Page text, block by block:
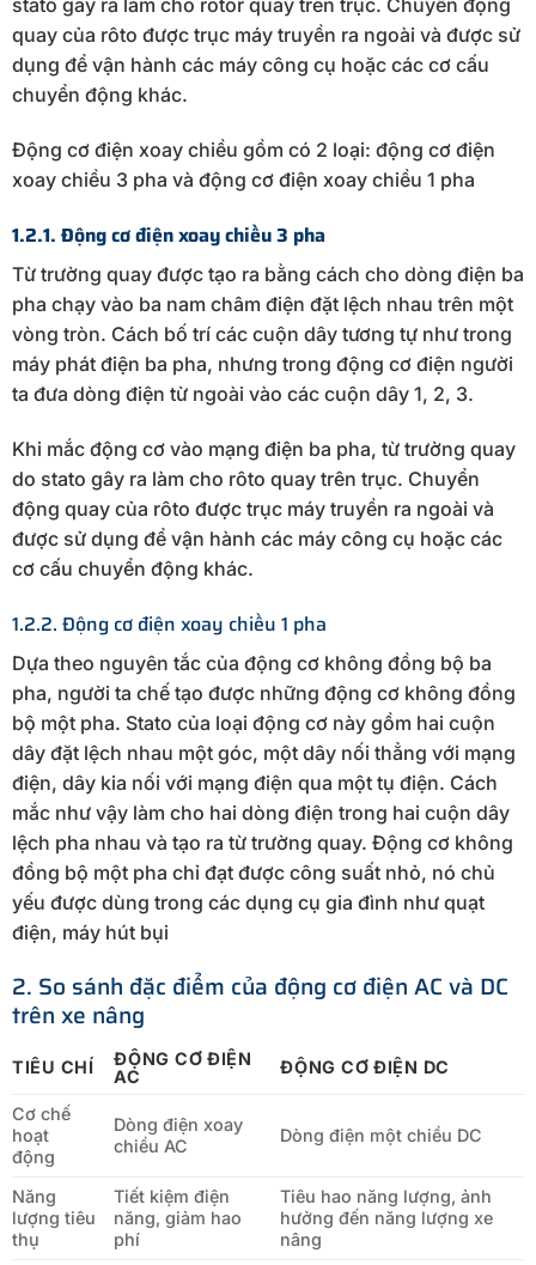
stato gây ra làm cho rotor quay trên trục. Chuyển động
quay của rôto được trục máy truyền ra ngoài và được sử
dụng để vận hành các máy công cụ hoặc các cơ cấu
chuyển động khác.
Động cơ điện xoay chiều gồm có 2 loại: động cơ điện
xoay chiều 3 pha và động cơ điện xoay chiều 1 pha
1.2.1. Động cơ điện xoay chiều 3 pha
Từ trường quay được tạo ra bằng cách cho dòng điện ba
pha chạy vào ba nam châm điện đặt lệch nhau trên một
vòng tròn. Cách bố trí các cuộn dây tương tự như trong
máy phát điện ba pha, nhưng trong động cơ điện người
ta đưa dòng điện từ ngoài vào các cuộn dây 1, 2, 3.
Khi mắc động cơ vào mạng điện ba pha, từ trường quay
do stato gây ra làm cho rôto quay trên trục. Chuyển
động quay của rôto được trục máy truyền ra ngoài và
được sử dụng để vận hành các máy công cụ hoặc các
cơ cấu chuyển động khác.
1.2.2. Động cơ điện xoay chiều 1 pha
Dựa theo nguyên tắc của động cơ không đồng bộ ba
pha, người ta chế tạo được những động cơ không đồng
bộ một pha. Stato của loại động cơ này gồm hai cuộn
dây đặt lệch nhau một góc, một dây nối thẳng với mạng
điện, dây kia nối với mạng điện qua một tụ điện. Cách
mắc như vậy làm cho hai dòng điện trong hai cuộn dây
lệch pha nhau và tạo ra từ trường quay. Động cơ không
đồng bộ một pha chỉ đạt được công suất nhỏ, nó chủ
yếu được dùng trong các dụng cụ gia đình như quạt
điện, máy hút bụi
2. So sánh đặc điểm của động cơ điện AC và DC
trên xe nâng
TIÊU CHÍ
ĐỘNG CƠ ĐIỆN
AC
ĐỘNG CƠ ĐIỆN DC
Cơ chế
hoạt
động
Dòng điện xoay
chiều AC
Dòng điện một chiều DC
Năng
lượng tiêu
thụ
Tiết kiệm điện
năng, giảm hao
phí
Tiêu hao năng lượng, ảnh
hưởng đến năng lượng xe
nâng